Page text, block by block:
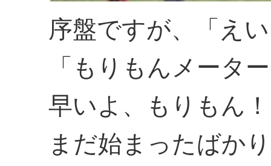
序盤ですが、「え
「もりもんメータ
早いよ、もりもん！
まだ始まったばか